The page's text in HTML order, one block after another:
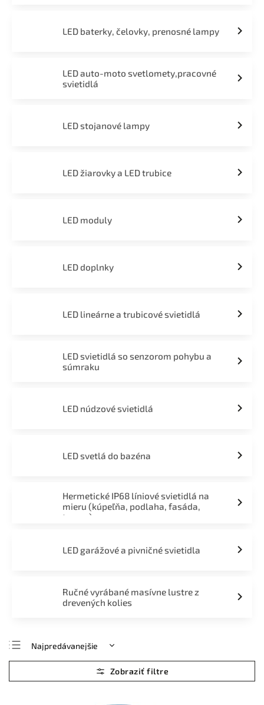
LED baterky, čelovky, prenosné lampy
LED auto-moto svetlomety,pracovné
svietidlá
LED stojanové lampy
LED žiarovky a LED trubice
LED moduly
LED doplnky
LED lineárne a trubicové svietidlá
LED svietidlá so senzorom pohybu a
súmraku
LED núdzové svietidlá
LED svetlá do bazéna
Hermetické IP68 líniové svietidlá na
mieru (kúpeľňa, podlaha, fasáda,
terasa)
LED garážové a pivničné svietidla
Ručné vyrábané masívne lustre z
drevených kolies
Najpredávanejšie
Najlacnejšie
Najdrahšie